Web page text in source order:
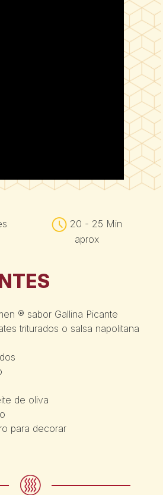
20 - 25 Min
aprox
® sabor Gallina Picante
triturados o salsa napolitana
de oliva
para decorar